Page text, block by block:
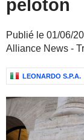
peloton
Publié le 01/06/
Alliance News -
LEONARDO S.P.A.